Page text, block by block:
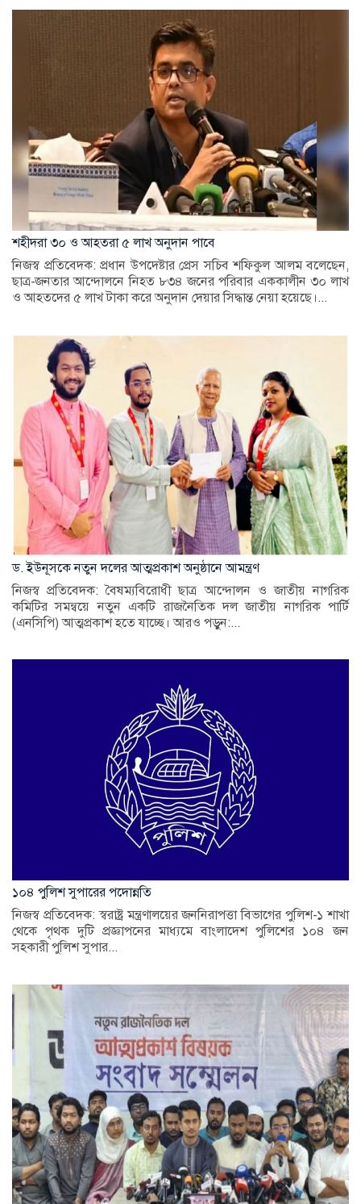
শহীদরা ৩০ ও আহতরা ৫ লাখ অনুদান পাবে
নিজস্ব প্রতিবেদক: প্রধান উপদেষ্টার প্রেস সচিব শফিকুল আলম বলেছেন,
ছাত্র-জনতার আন্দোলনে নিহত ৮৩৪ জনের পরিবার এককালীন ৩০ লাখ
ও আহতদের ৫ লাখ টাকা করে অনুদান দেয়ার সিদ্ধান্ত নেয়া হয়েছে।...
ড. ইউনূসকে নতুন দলের আত্মপ্রকাশ অনুষ্ঠানে আমন্ত্রণ
নিজস্ব প্রতিবেদক: বৈষম্যবিরোধী ছাত্র আন্দোলন ও জাতীয় নাগরিক
কমিটির সমন্বয়ে নতুন একটি রাজনৈতিক দল জাতীয় নাগরিক পার্টি
(এনসিপি) আত্মপ্রকাশ হতে যাচ্ছে। আরও পড়ুন:...
১০৪ পুলিশ সুপারের পদোন্নতি
নিজস্ব প্রতিবেদক: স্বরাষ্ট্র মন্ত্রণালয়ের জননিরাপত্তা বিভাগের পুলিশ-১ শাখা
থেকে পৃথক দুটি প্রজ্ঞাপনের মাধ্যমে বাংলাদেশ পুলিশের ১০৪ জন
সহকারী পুলিশ সুপার...